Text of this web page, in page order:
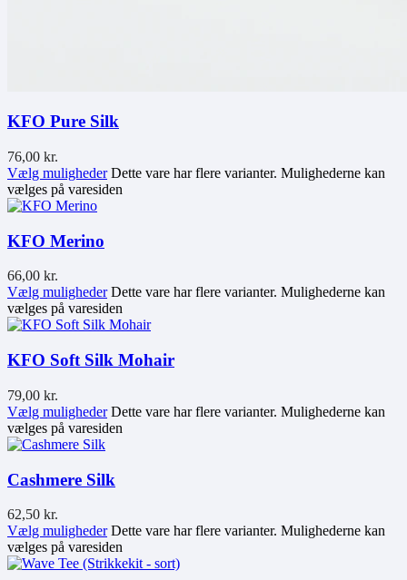
KFO Pure Silk
76,00 kr.
Vælg mulighederDette vare har flere varianter. Mulighederne kan
vælges på varesiden
KFO Merino
66,00 kr.
Vælg mulighederDette vare har flere varianter. Mulighederne kan
vælges på varesiden
KFO Soft Silk Mohair
79,00 kr.
Vælg mulighederDette vare har flere varianter. Mulighederne kan
vælges på varesiden
Cashmere Silk
62,50 kr.
Vælg mulighederDette vare har flere varianter. Mulighederne kan
vælges på varesiden